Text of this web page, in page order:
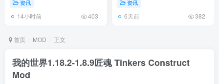
资讯
14小时前 403
资讯
6天前 382
首页 MOD 正文
我的世界1.18.2-1.8.9匠魂 Tinkers Construct
Mod